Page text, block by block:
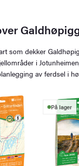
som dekker
i
av ferdsel i
På lager